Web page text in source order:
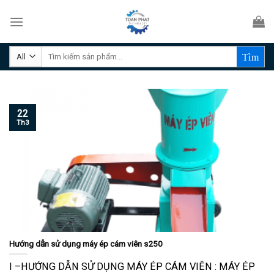
Tìm
Hướng dẫn sử dụng máy ép cám viên s250
I –HƯỚNG DẪN SỬ DỤNG MÁY ÉP CÁM VIÊN : MÁY ÉP
22
Th3